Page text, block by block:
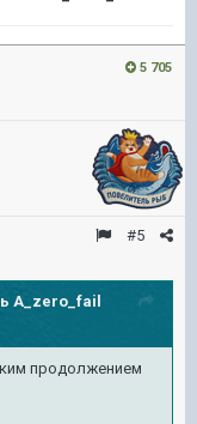
5 705
#5
A_zero_fail
продолжением